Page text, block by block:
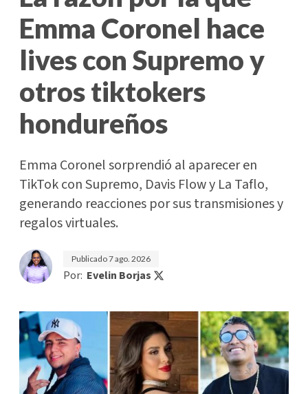
Emma Coronel hace
lives con Supremo y
otros tiktokers
hondureños
Emma Coronel sorprendió al aparecer en
TikTok con Supremo, Davis Flow y La Taflo,
generando reacciones por sus transmisiones y
regalos virtuales.
Publicado7 ago. 2026
Por: Evelin Borjas